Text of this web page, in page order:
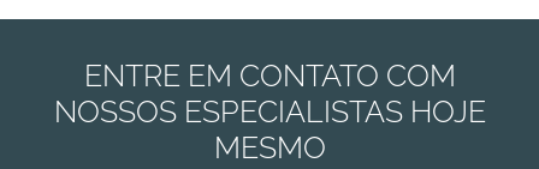
ENTRE EM CONTATO COM
NOSSOS ESPECIALISTAS HOJE
MESMO